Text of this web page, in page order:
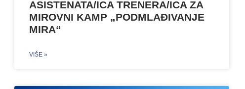
ASISTENATA/ICA TRENERA/ICA ZA
MIROVNI KAMP „PODMLAĐIVANJE
MIRA“
VIŠE »